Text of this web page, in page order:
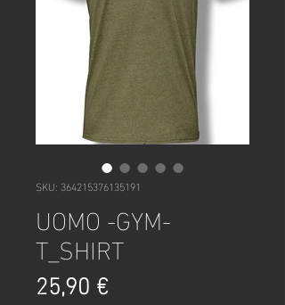
SKU: 364215376135191
UOMO -GYM-
T_SHIRT
25,90 €